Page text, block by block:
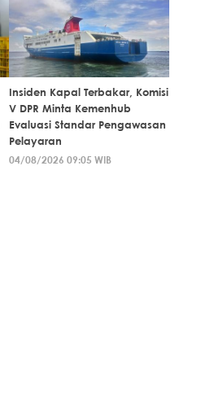
Insiden Kapal Terbakar, Komisi
V DPR Minta Kemenhub
Evaluasi Standar Pengawasan
Pelayaran
04/08/2026 09:05 WIB